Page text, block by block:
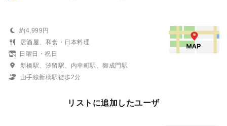
約4,999円
居酒屋、和食・日本料理
日曜日・祝日
新橋駅、汐留駅、内幸町駅、御成門駅
山手線新橋駅徒歩2分
リストに追加したユーザ